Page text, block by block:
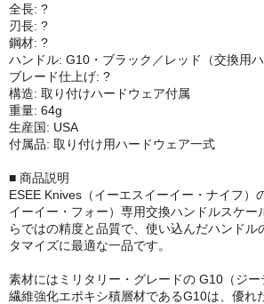
全長: ?
刃長: ?
鋼材: ?
ハンドル: G10・ブラック／レッド（交換用ハ
ブレード仕上げ: ?
構造: 取り付けハードウェア付属
重量: 64g
生産国: USA
付属品: 取り付け用ハードウェア一式
■ 商品説明
ESEE Knives（イーエスイーイー・ナイフ）
イーイー・フォー）専用交換ハンドルスケー
らではの精度と品質で、使い込んだハンドル
タマイズに最適な一品です。
素材にはミリタリー・グレードの G10（ジ
繊維強化エポキシ積層材であるG10は、優れ